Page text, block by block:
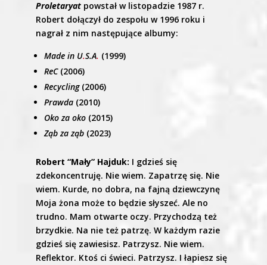
Proletaryatpowstał w listopadzie 1987 r.
Robert dołączył do zespołu w 1996 roku i
nagrał z nim następujące albumy:
Made in U.S.A. (1999)
ReC(2006)
Recycling(2006)
Prawda(2010)
Oko za oko(2015)
Ząb za ząb(2023)
Robert “Mały” Hajduk: I gdzieś się
zdekoncentruję. Nie wiem. Zapatrzę się. Nie
wiem. Kurde, no dobra, na fajną dziewczynę
Moja żona może to będzie słyszeć. Ale no
trudno. Mam otwarte oczy. Przychodzą też
brzydkie. Na nie też patrzę. W każdym razie
gdzieś się zawiesisz. Patrzysz. Nie wiem.
Reflektor. Ktoś ci świeci. Patrzysz. I łapiesz się